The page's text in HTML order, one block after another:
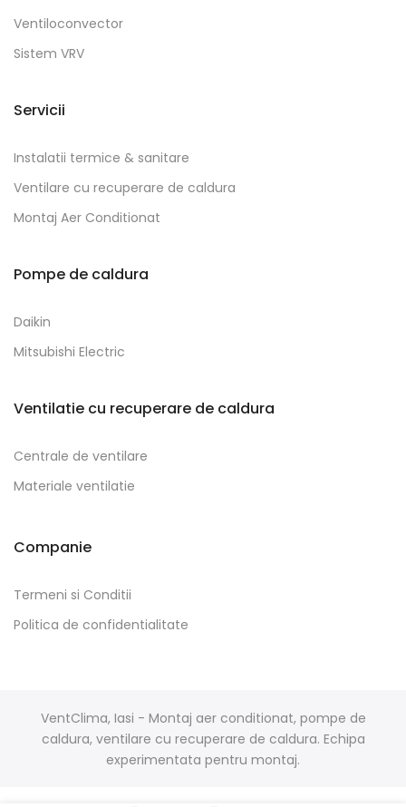
Ventiloconvector
Sistem VRV
Servicii
Instalatii termice & sanitare
Ventilare cu recuperare de caldura
Montaj Aer Conditionat
Pompe de caldura
Daikin
Mitsubishi Electric
Ventilatie cu recuperare de caldura
Centrale de ventilare
Materiale ventilatie
Companie
Termeni si Conditii
Politica de confidentialitate
VentClima, Iasi - Montaj aer conditionat, pompe de
caldura, ventilare cu recuperare de caldura. Echipa
experimentata pentru montaj.